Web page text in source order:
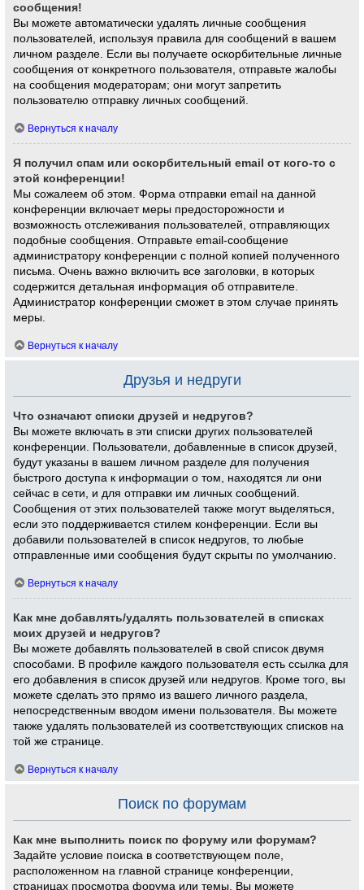
сообщения!
Вы можете автоматически удалять личные сообщения
пользователей, используя правила для сообщений в вашем
личном разделе. Если вы получаете оскорбительные личные
сообщения от конкретного пользователя, отправьте жалобы
на сообщения модераторам; они могут запретить
пользователю отправку личных сообщений.
Вернуться к началу
Я получил спам или оскорбительный email от кого-то с
этой конференции!
Мы сожалеем об этом. Форма отправки email на данной
конференции включает меры предосторожности и
возможность отслеживания пользователей, отправляющих
подобные сообщения. Отправьте email-сообщение
администратору конференции с полной копией полученного
письма. Очень важно включить все заголовки, в которых
содержится детальная информация об отправителе.
Администратор конференции сможет в этом случае принять
меры.
Вернуться к началу
Друзья и недруги
Что означают списки друзей и недругов?
Вы можете включать в эти списки других пользователей
конференции. Пользователи, добавленные в список друзей,
будут указаны в вашем личном разделе для получения
быстрого доступа к информации о том, находятся ли они
сейчас в сети, и для отправки им личных сообщений.
Сообщения от этих пользователей также могут выделяться,
если это поддерживается стилем конференции. Если вы
добавили пользователей в список недругов, то любые
отправленные ими сообщения будут скрыты по умолчанию.
Вернуться к началу
Как мне добавлять/удалять пользователей в списках
моих друзей и недругов?
Вы можете добавлять пользователей в свой список двумя
способами. В профиле каждого пользователя есть ссылка для
его добавления в список друзей или недругов. Кроме того, вы
можете сделать это прямо из вашего личного раздела,
непосредственным вводом имени пользователя. Вы можете
также удалять пользователей из соответствующих списков на
той же странице.
Вернуться к началу
Поиск по форумам
Как мне выполнить поиск по форуму или форумам?
Задайте условие поиска в соответствующем поле,
расположенном на главной странице конференции,
страницах просмотра форума или темы. Вы можете